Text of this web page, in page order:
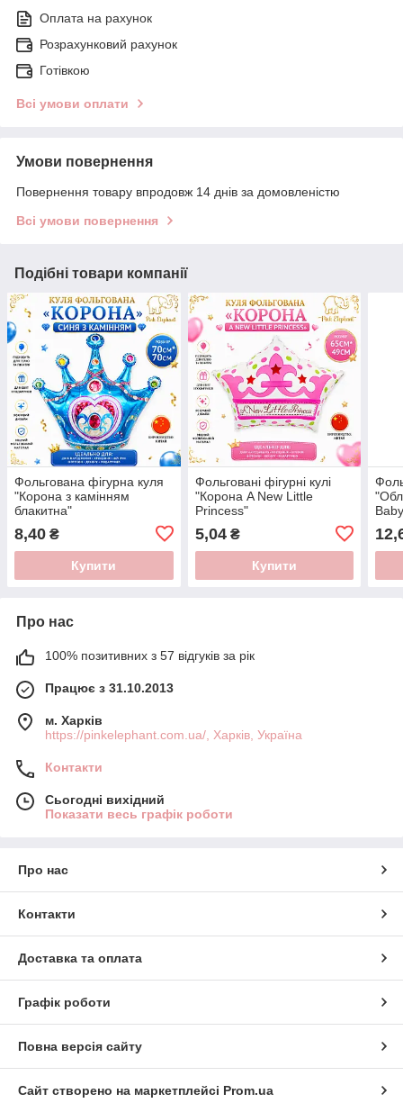
Оплата на рахунок
Розрахунковий рахунок
Готівкою
Всі умови оплати
Умови повернення
Повернення товару впродовж 14 днів за домовленістю
Всі умови повернення
Подібні товари компанії
Фольгована фігурна куля
"Корона з камінням
блакитна"
8,40 ₴
Купити
Фольговані фігурні кулі
"Корона A New Little
Princess"
5,04₴
Купити
Про нас
100% позитивних з 57 відгуків за рік
Працює з 31.10.2013
м. Харків
https://pinkelephant.com.ua/, Харків, Україна
Контакти
Сьогодні вихідний
Показати весь графік роботи
Про нас
Контакти
Доставка та оплата
Графік роботи
Повна версія сайту
Сайт створено на маркетплейсі Prom.ua